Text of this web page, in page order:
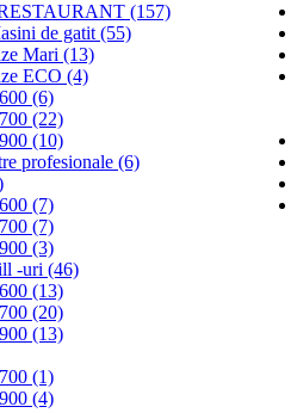
(157)
de gatit (55)
Mari (13)
ECO (4)
(6)
(22)
(10)
profesionale (6)
(7)
(7)
(3)
-uri (46)
(13)
(20)
(13)
(1)
(4)